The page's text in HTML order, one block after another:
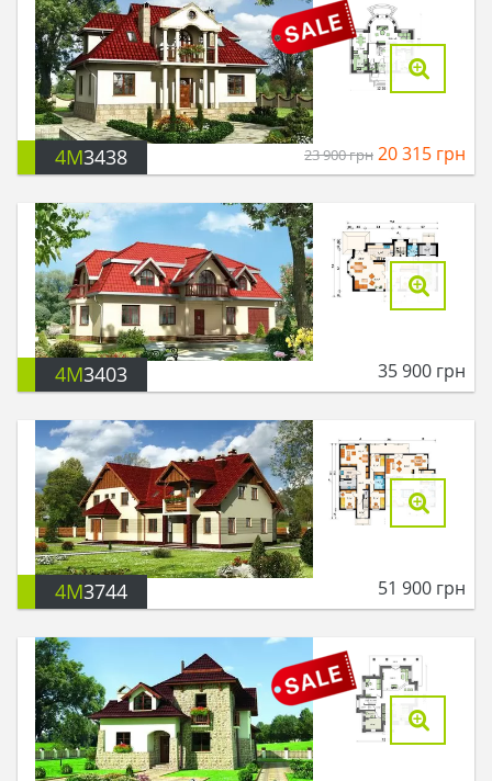
4M3438 23 900грн 20 315 грн
4M3403 35 900 грн
4M3744 51 900 грн